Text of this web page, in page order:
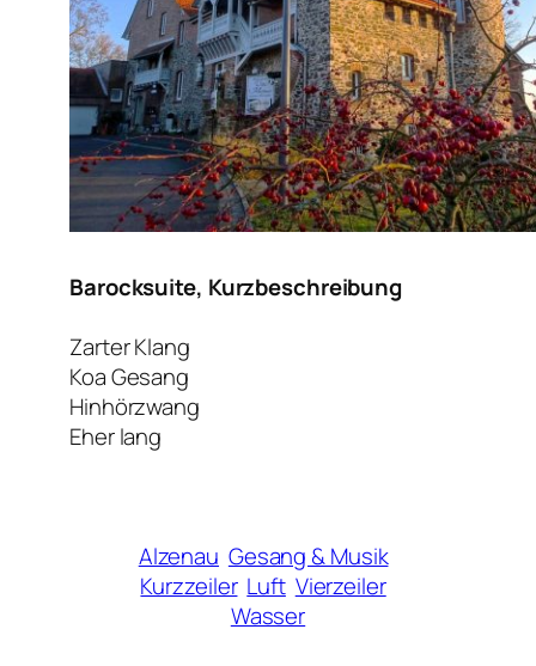
Barocksuite, Kurzbeschreibung
Zarter Klang
Koa Gesang
Hinhörzwang
Eher lang
Alzenau Gesang & Musik
Kurzzeiler Luft Vierzeiler
Wasser